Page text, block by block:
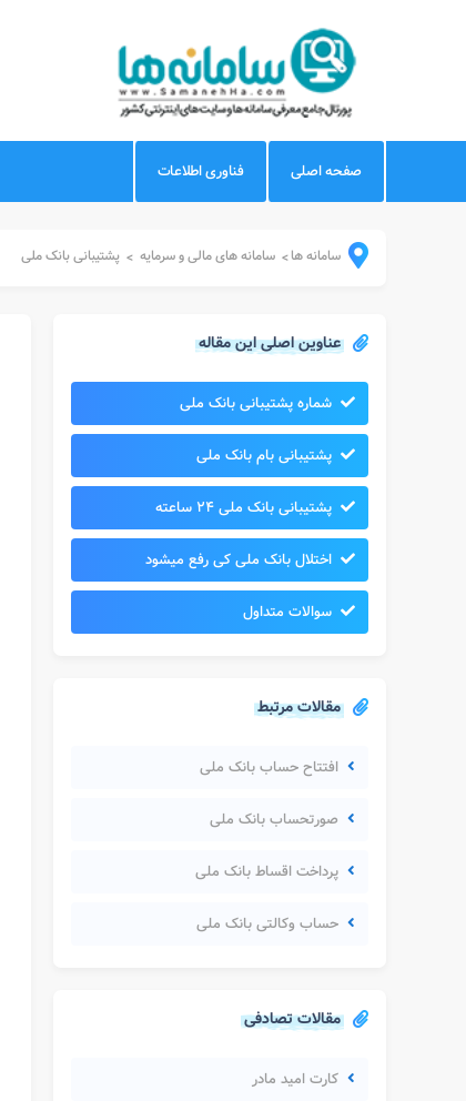
صفحه اصلی فناوری اطلاعات
سامانه ها> سامانه های مالی و سرمایه > پشتیبانی بانک ملی
عناوین اصلی این مقاله
شماره پشتیبانی بانک ملی
پشتیبانی بام بانک ملی
پشتیبانی بانک ملی ۲۴ ساعته
اختلال بانک ملی کی رفع میشود
سوالات متداول
مقالات مرتبط
افتتاح حساب بانک ملی
صورتحساب بانک ملی
پرداخت اقساط بانک ملی
حساب وکالتی بانک ملی
مقالات تصادفی
کارت امید مادر